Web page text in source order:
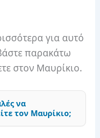
για αυτό
παρακάτω
στον Μαυρίκιο.
να
τον Μαυρίκιο;